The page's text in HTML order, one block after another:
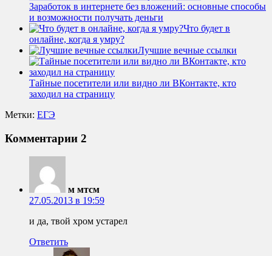
Заработок в интернете без вложений: основные способы
и возможности получать деньги
Что будет в
онлайне, когда я умру?
Лучшие вечные ссылки
Тайные посетители или видно ли ВКонтакте, кто
заходил на страницу
Метки: ЕГЭ
Комментарии 2
м мтсм
27.05.2013 в 19:59
и да, твой хром устарел
Ответить